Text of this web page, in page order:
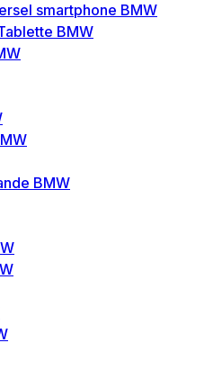
smartphone BMW
BMW
BMW